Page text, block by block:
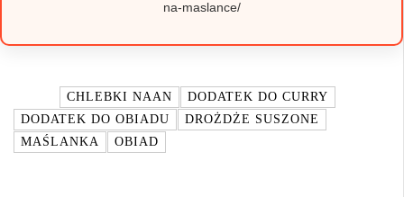
na-maslance/
CHLEBKI NAAN
DODATEK DO CURRY
DODATEK DO OBIADU
DROŻDŻE SUSZONE
MAŚLANKA
OBIAD